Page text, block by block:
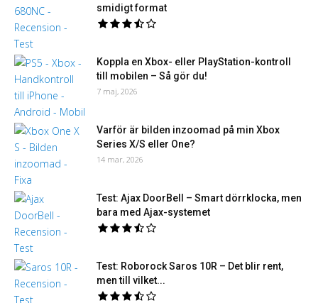
smidigt format
Koppla en Xbox- eller PlayStation-kontroll
till mobilen – Så gör du!
7 maj, 2026
Varför är bilden inzoomad på min Xbox
Series X/S eller One?
14 mar, 2026
Test: Ajax DoorBell – Smart dörrklocka, men
bara med Ajax-systemet
Test: Roborock Saros 10R – Det blir rent,
men till vilket...